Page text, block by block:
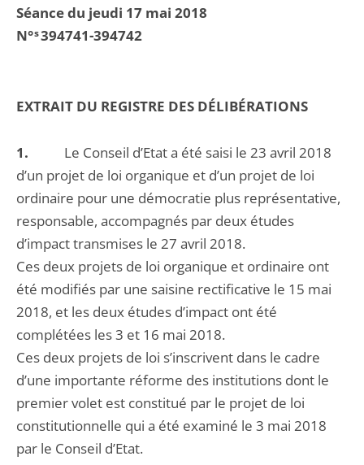
Séance du jeudi 17 mai 2018
N°s394741-394742
EXTRAIT DU REGISTRE DES DÉLIBÉRATIONS
1. Le Conseil d’Etat a été saisi le 23 avril 2018
d’un projet de loi organique et d’un projet de loi
ordinaire pour une démocratie plus représentative,
responsable, accompagnés par deux études
d’impact transmises le 27 avril 2018.
Ces deux projets de loi organique et ordinaire ont
été modifiés par une saisine rectificative le 15 mai
2018, et les deux études d’impact ont été
complétées les 3 et 16 mai 2018.
Ces deux projets de loi s’inscrivent dans le cadre
d’une importante réforme des institutions dont le
premier volet est constitué par le projet de loi
constitutionnelle qui a été examiné le 3 mai 2018
par le Conseil d’Etat.